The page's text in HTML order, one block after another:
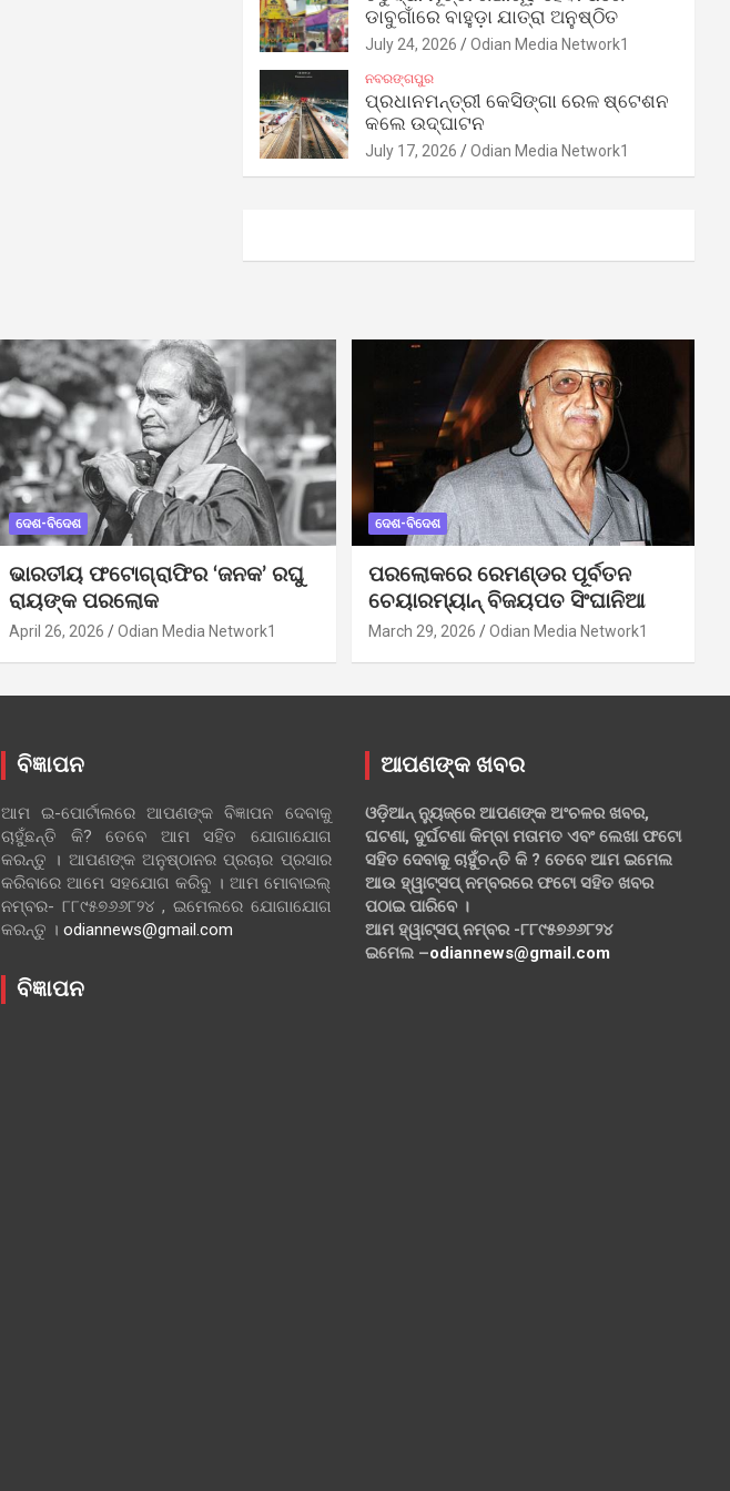
ଡାବୁଗାଁରେ ବାହୁଡ଼ା ଯାତ୍ରା ଅନୁଷ୍ଠିତ
July 24, 2026 Odian Media Network1
ନବରଙ୍ଗପୁର
ପ୍ରଧାନମନ୍ତ୍ରୀ କେସିଙ୍ଗା ରେଳ ଷ୍ଟେଶନ
କଲେ ଉଦ୍‌ଘାଟନ
July 17, 2026 Odian Media Network1
ଦେଶ-ବିଦେଶ
ଭାରତୀୟ ଫଟୋଗ୍ରାଫିର ‘ଜନକ’ ରଘୁ
ରାୟଙ୍କ ପରଲୋକ
April 26, 2026 Odian Media Network1
ଦେଶ-ବିଦେଶ
ପରଲୋକରେ ରେମଣ୍ଡର ପୂର୍ବତନ
ଚେୟାରମ୍ୟାନ୍ ବିଜୟପତ ସିଂଘାନିଆ
March 29, 2026 Odian Media Network1
ବିଜ୍ଞାପନ
ଆମ ଇ-ପୋର୍ଟାଲରେ ଆପଣଙ୍କ ବିଜ୍ଞାପନ ଦେବାକୁ
ଚାହୁଁଛନ୍ତି କି? ତେବେ ଆମ ସହିତ ଯୋଗାଯୋଗ
କରନ୍ତୁ । ଆପଣଙ୍କ ଅନୁଷ୍ଠାନର ପ୍ରଚାର ପ୍ରସାର
କରିବାରେ ଆମେ ସହଯୋଗ କରିବୁ । ଆମ ମୋବାଇଲ୍
ନମ୍ବର- ୮୮୯୫୭୬୬୮୨୪ , ଇମେଲରେ ଯୋଗାଯୋଗ
କରନ୍ତୁ । odiannews@gmail.com
ବିଜ୍ଞାପନ
ଆପଣଙ୍କ ଖବର
ଓଡ଼ିଆନ୍ ନ୍ୟୁଜ୍‌ରେ ଆପଣଙ୍କ ଅଂଚଳର ଖବର,
ଘଟଣା, ଦୁର୍ଘଟଣା କିମ୍ବା ମତାମତ ଏବଂ ଲେଖା ଫଟୋ
ସହିତ ଦେବାକୁ ଚାହୁଁଚନ୍ତି କି ? ତେବେ ଆମ ଇମେଲ
ଆଉ ହ୍ୱାଟ୍‌ସପ୍ ନମ୍ବରରେ ଫଟୋ ସହିତ ଖବର
ପଠାଇ ପାରିବେ ।
ଆମ ହ୍ୱାଟ୍‌ସପ୍ ନମ୍ବର -୮୮୯୫୭୬୬୮୨୪
ଇମେଲ –odiannews@gmail.com